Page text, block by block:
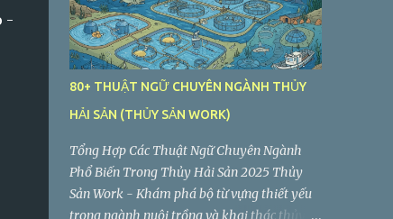
-
xã, phường sau sáp nhập : 60 (gồm 56 xã, 4
phường) Giảm từ 186 đơn vị hành chính cấp
xã, phường, thị trấn.
80+ THUẬT NGỮ CHUYÊN NGÀNH THỦY
HẢI SẢN (THỦY SẢN WORK)
Tổng Hợp Các Thuật Ngữ Chuyên Ngành
Phổ Biến Trong Thủy Hải Sản 2025 Thủy
Sản Work - Khám phá bộ từ vựng thiết yếu
trong ngành nuôi trồng và khai thác thủy